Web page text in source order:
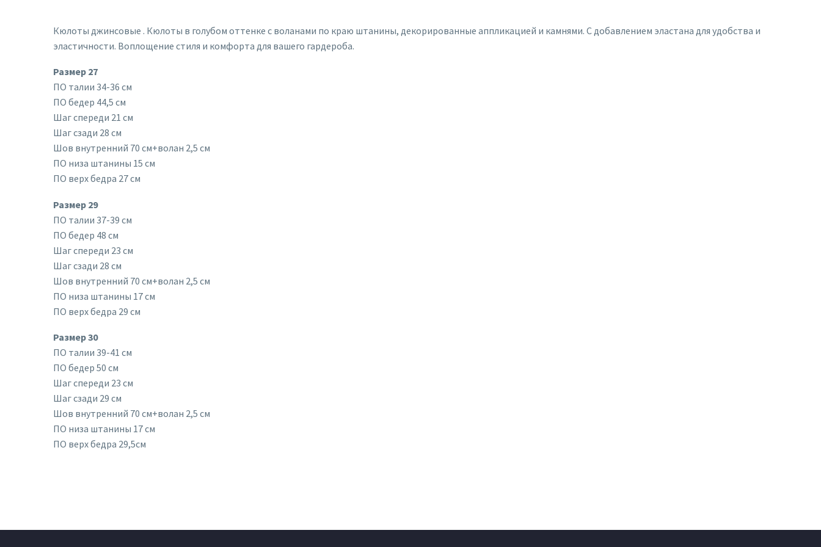
Кюлоты джинсовые . Кюлоты в голубом оттенке с воланами по краю штанины, декорированные аппликацией и камнями. С добавлением эластана для удобства и
эластичности. Воплощение стиля и комфорта для вашего гардероба.
Размер 27
ПО талии 34-36 см
ПО бедер 44,5 см
Шаг спереди 21 см
Шаг сзади 28 см
Шов внутренний 70 см+волан 2,5 см
ПО низа штанины 15 см
ПО верх бедра 27 см
Размер 29
ПО талии 37-39 см
ПО бедер 48 см
Шаг спереди 23 см
Шаг сзади 28 см
Шов внутренний 70 см+волан 2,5 см
ПО низа штанины 17 см
ПО верх бедра 29 см
Размер 30
ПО талии 39-41 см
ПО бедер 50 см
Шаг спереди 23 см
Шаг сзади 29 см
Шов внутренний 70 см+волан 2,5 см
ПО низа штанины 17 см
ПО верх бедра 29,5см